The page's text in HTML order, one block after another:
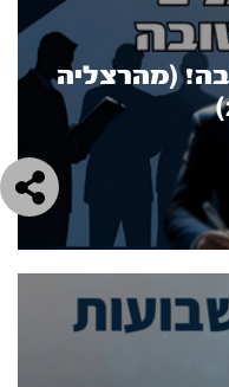
(מהרצליה